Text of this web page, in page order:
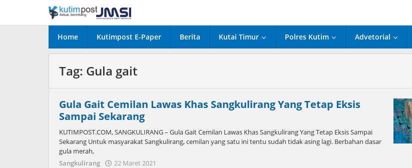
konten
Home Kutimpost E-Paper Berita Kutai Timur Polres Kutim Advetorial
Tag: Gula gait
Gula Gait Cemilan Lawas Khas Sangkulirang Yang Tetap Eksis
Sampai Sekarang
KUTIMPOST.COM, SANGKULIRANG – Gula Gait Cemilan Lawas Khas Sangkulirang Yang Tetap Eksis Sampai
Sekarang Untuk masyarakat Sangkulirang, cemilan yang satu ini tentu sudah tidak asing lagi. Berbahan dasar
gula merah,
Sangkulirang
22 Maret 2021